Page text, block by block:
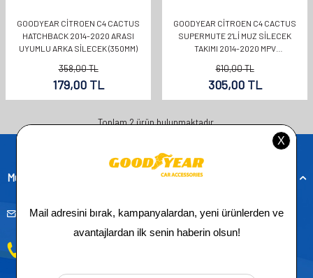
GOODYEAR CITROEN C4 CACTUS
HATCHBACK 2014-2020 ARASI
UYUMLU ARKA SILECEK (350MM)
358,00TL
179,00 TL
GOODYEAR CITROEN C4 CACTUS
SUPERMUTE 2'LI MUZ SILECEK
TAKIMI 2014-2020 MPV
610,00TL
305,00TL
Toplam2ürün bulunmaktadır.
Müşteri Hizmetleri
musteridestek@goodyearotoaksesuar.com.tr